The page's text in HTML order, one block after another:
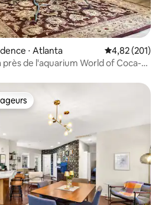
⋅ Atlanta Évaluation
4,82 (201)
de l'aquarium World of Coca-
les plus appréciés